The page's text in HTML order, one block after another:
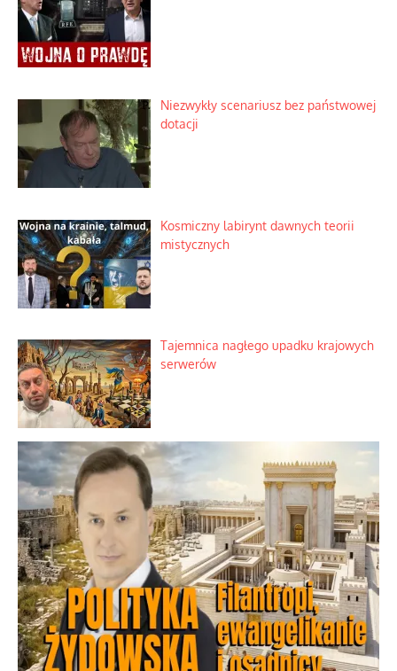
Niezwykły scenariusz bez państwowej
dotacji
Kosmiczny labirynt dawnych teorii
mistycznych
Tajemnica nagłego upadku krajowych
serwerów